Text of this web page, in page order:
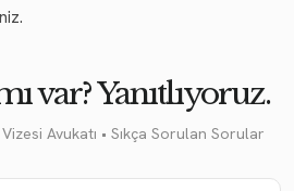
var? Yanıtlıyoruz.
Avukatı • Sıkça Sorulan Sorular